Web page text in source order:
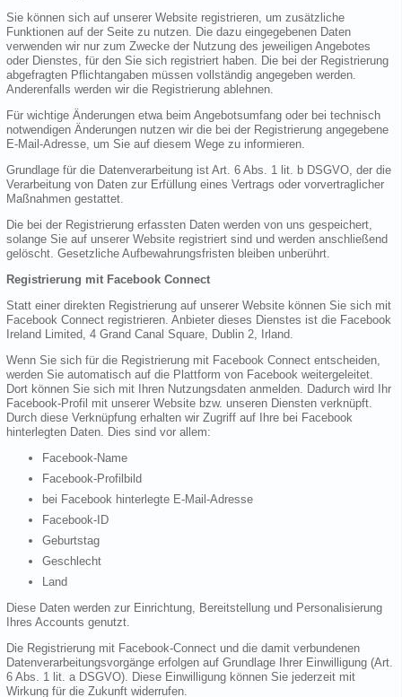
Sie können sich auf unserer Website registrieren, um zusätzliche
Funktionen auf der Seite zu nutzen. Die dazu eingegebenen Daten
verwenden wir nur zum Zwecke der Nutzung des jeweiligen Angebotes
oder Dienstes, für den Sie sich registriert haben. Die bei der Registrierung
abgefragten Pflichtangaben müssen vollständig angegeben werden.
Anderenfalls werden wir die Registrierung ablehnen.
Für wichtige Änderungen etwa beim Angebotsumfang oder bei technisch
notwendigen Änderungen nutzen wir die bei der Registrierung angegebene
E-Mail-Adresse, um Sie auf diesem Wege zu informieren.
Grundlage für die Datenverarbeitung ist Art. 6 Abs. 1 lit. b DSGVO, der die
Verarbeitung von Daten zur Erfüllung eines Vertrags oder vorvertraglicher
Maßnahmen gestattet.
Die bei der Registrierung erfassten Daten werden von uns gespeichert,
solange Sie auf unserer Website registriert sind und werden anschließend
gelöscht. Gesetzliche Aufbewahrungsfristen bleiben unberührt.
Registrierung mit Facebook Connect
Statt einer direkten Registrierung auf unserer Website können Sie sich mit
Facebook Connect registrieren. Anbieter dieses Dienstes ist die Facebook
Ireland Limited, 4 Grand Canal Square, Dublin 2, Irland.
Wenn Sie sich für die Registrierung mit Facebook Connect entscheiden,
werden Sie automatisch auf die Plattform von Facebook weitergeleitet.
Dort können Sie sich mit Ihren Nutzungsdaten anmelden. Dadurch wird Ihr
Facebook-Profil mit unserer Website bzw. unseren Diensten verknüpft.
Durch diese Verknüpfung erhalten wir Zugriff auf Ihre bei Facebook
hinterlegten Daten. Dies sind vor allem:
Facebook-Name
Facebook-Profilbild
bei Facebook hinterlegte E-Mail-Adresse
Facebook-ID
Geburtstag
Geschlecht
Land
Diese Daten werden zur Einrichtung, Bereitstellung und Personalisierung
Ihres Accounts genutzt.
Die Registrierung mit Facebook-Connect und die damit verbundenen
Datenverarbeitungsvorgänge erfolgen auf Grundlage Ihrer Einwilligung (Art.
6 Abs. 1 lit. a DSGVO). Diese Einwilligung können Sie jederzeit mit
Wirkung für die Zukunft widerrufen.